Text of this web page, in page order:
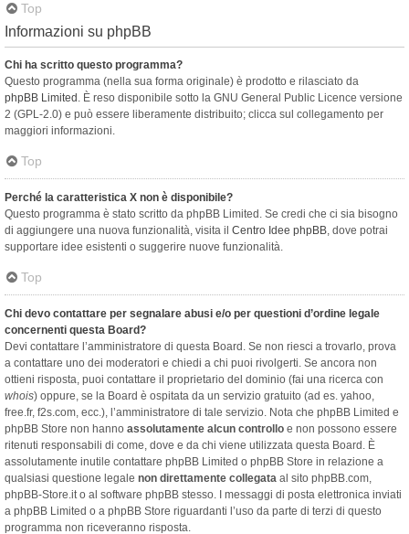
Top
Informazioni su phpBB
Chi ha scritto questo programma?
Questo programma (nella sua forma originale) è prodotto e rilasciato da
phpBB Limited . È reso disponibile sotto la GNU General Public Licence versione
2 (GPL-2.0) e può essere liberamente distribuito; clicca sul collegamento per
maggiori informazioni.
Top
Perché la caratteristica X non è disponibile?
Questo programma è stato scritto da phpBB Limited. Se credi che ci sia bisogno
di aggiungere una nuova funzionalità, visita il Centro Idee phpBB, dove potrai
supportare idee esistenti o suggerire nuove funzionalità.
Top
Chi devo contattare per segnalare abusi e/o per questioni d’ordine legale
concernenti questa Board?
Devi contattare l’amministratore di questa Board. Se non riesci a trovarlo, prova
a contattare uno dei moderatori e chiedi a chi puoi rivolgerti. Se ancora non
ottieni risposta, puoi contattare il proprietario del dominio (fai una ricerca con
whois) oppure, se la Board è ospitata da un servizio gratuito (ad es. yahoo,
free.fr, f2s.com, ecc.), l’amministratore di tale servizio. Nota che phpBB Limited e
phpBB Store non hanno assolutamente alcun controllo e non possono essere
ritenuti responsabili di come, dove e da chi viene utilizzata questa Board. È
assolutamente inutile contattare phpBB Limited o phpBB Store in relazione a
qualsiasi questione legale non direttamente collegata al sito phpBB.com,
phpBB-Store.it o al software phpBB stesso. I messaggi di posta elettronica inviati
a phpBB Limited o a phpBB Store riguardanti l’uso da parte di terzi di questo
programma non riceveranno risposta.